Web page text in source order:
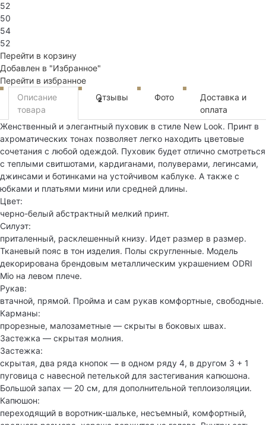
52
50
54
52
Перейти в корзину
Добавлен в "Избранное"
Перейти в избранное
Описание
товара
Отзывы
2 Фото
Доставка и
оплата
Женственный и элегантный пуховик в стиле New Look. Принт в
ахроматических тонах позволяет легко находить цветовые
сочетания с любой одеждой. Пуховик будет отлично смотреться
с теплыми свитшотами, кардиганами, полуверами, легинсами,
джинсами и ботинками на устойчивом каблуке. А также с
юбками и платьями мини или средней длины.
Цвет:
черно-белый абстрактный мелкий принт.
Силуэт:
приталенный, расклешенный книзу. Идет размер в размер.
Тканевый пояс в тон изделия. Полы скругленные. Модель
декорирована брендовым металлическим украшением ODRI
Mio на левом плече.
Рукав:
втачной, прямой. Пройма и сам рукав комфортные, свободные.
Карманы:
прорезные, малозаметные — скрыты в боковых швах.
Застежка — скрытая молния.
Застежка:
скрытая, два ряда кнопок — в одном ряду 4, в другом 3 + 1
пуговица с навесной петелькой для застегивания капюшона.
Большой запах — 20 см, для дополнительной теплоизоляции.
Капюшон:
переходящий в воротник-шальке, несъемный, комфортный,